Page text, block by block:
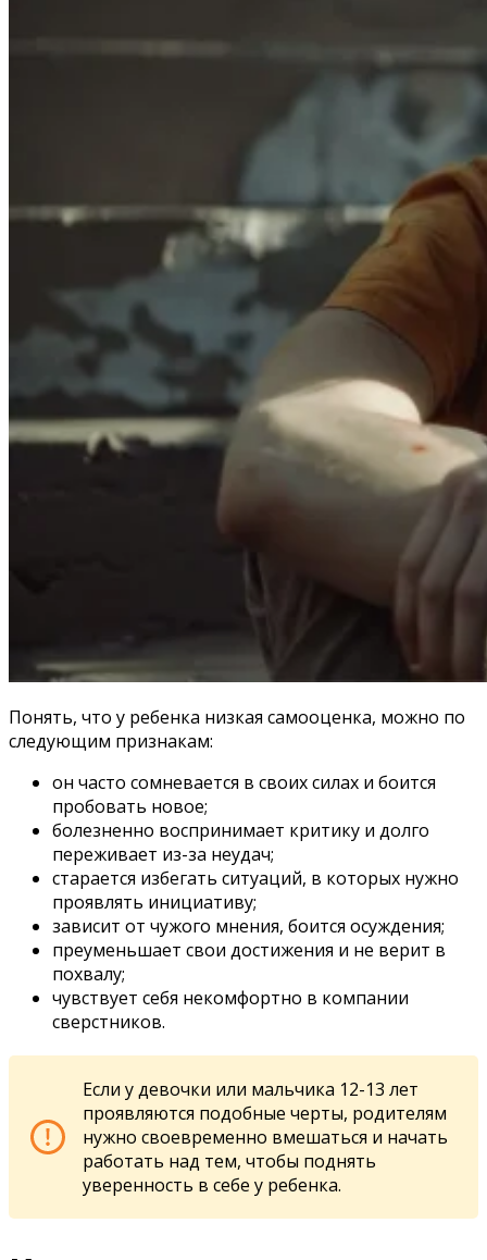
Понять, что у ребенка низкая самооценка, можно по
следующим признакам:
он часто сомневается в своих силах и боится
пробовать новое;
болезненно воспринимает критику и долго
переживает из-за неудач;
старается избегать ситуаций, в которых нужно
проявлять инициативу;
зависит от чужого мнения, боится осуждения;
преуменьшает свои достижения и не верит в
похвалу;
чувствует себя некомфортно в компании
сверстников.
Если у девочки или мальчика 12-13 лет
проявляются подобные черты, родителям
нужно своевременно вмешаться и начать
работать над тем, чтобы поднять
уверенность в себе у ребенка.